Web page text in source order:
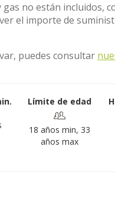
no están incluidos,
el importe de
puedes consultar
Límite de edad
18 años min, 33
años max